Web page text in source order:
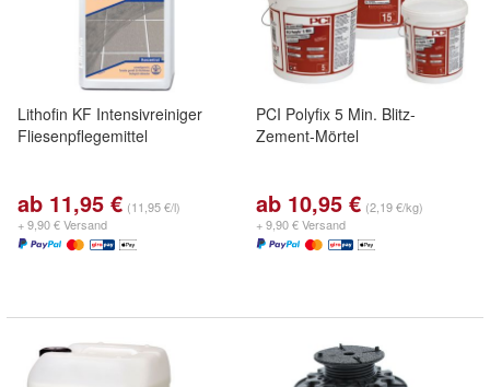
Lithofin KF Intensivreiniger
Fliesenpflegemittel
ab 11,95 € (11,95 €/l)
+ 9,90 € Versand
PCI Polyfix 5 Min. Blitz-
Zement-Mörtel
ab 10,95 € (2,19 €/kg)
+ 9,90 € Versand